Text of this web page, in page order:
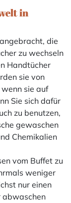
in
die
zu wechseln
Handtücher
sie von
sie auf
Sie sich dafür
zu benutzen,
gewaschen
Chemikalien
vom Buffet zu
weniger
nur einen
abwaschen